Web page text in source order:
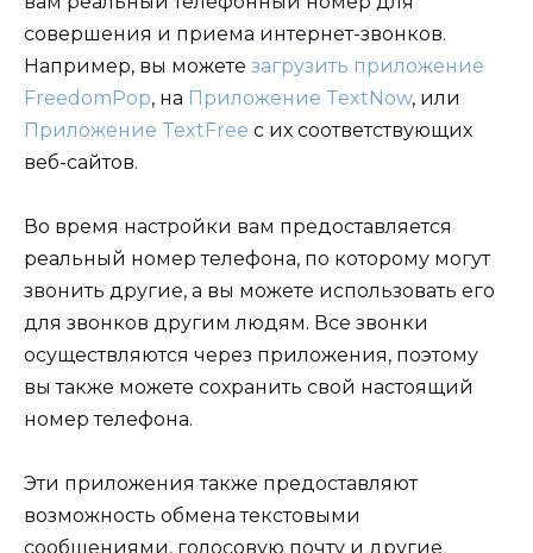
совершения и приема интернет-звонков.
Например, вы можете загрузить приложение
FreedomPop, на Приложение TextNow, или
Приложение TextFree с их соответствующих
веб-сайтов.
Во время настройки вам предоставляется
реальный номер телефона, по которому могут
звонить другие, а вы можете использовать его
для звонков другим людям. Все звонки
осуществляются через приложения, поэтому
вы также можете сохранить свой настоящий
номер телефона.
Эти приложения также предоставляют
возможность обмена текстовыми
сообщениями, голосовую почту и другие